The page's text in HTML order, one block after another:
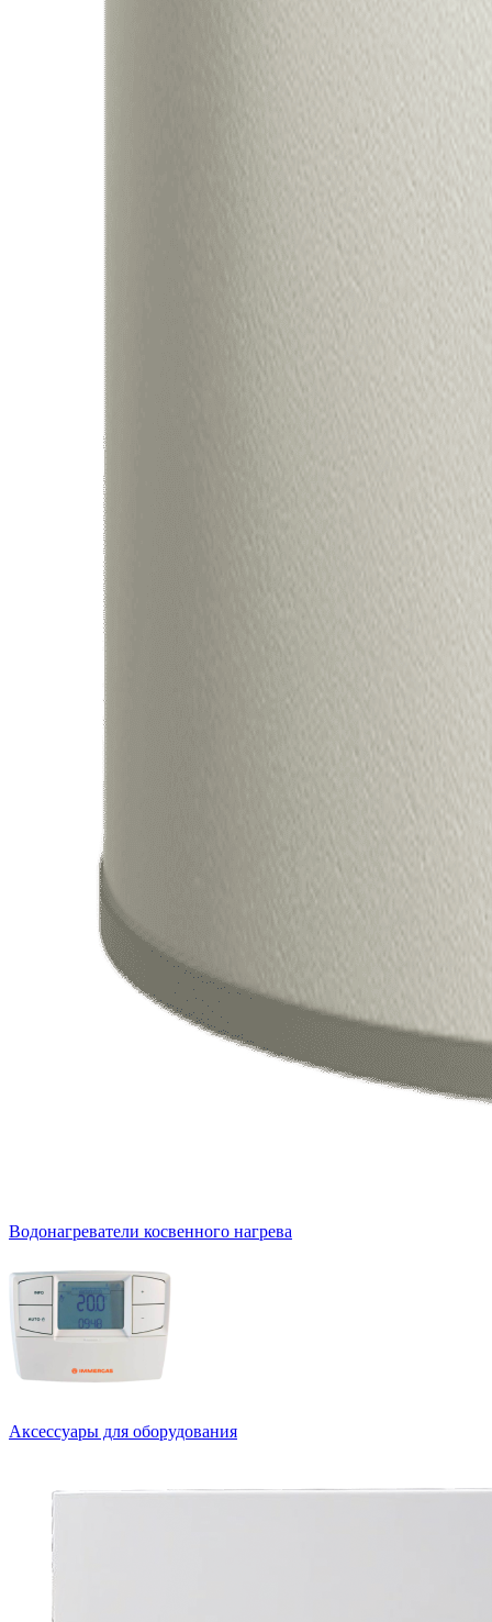
Водонагреватели косвенного нагрева
Аксессуары для оборудования